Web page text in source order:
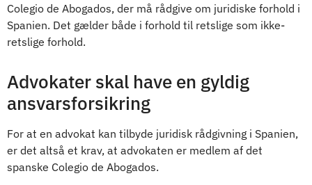
Colegio de Abogados, der må rådgive om juridiske forhold i
Spanien. Det gælder både i forhold til retslige som ikke-
retslige forhold.
Advokater skal have en gyldig
ansvarsforsikring
For at en advokat kan tilbyde juridisk rådgivning i Spanien,
er det altså et krav, at advokaten er medlem af det
spanske Colegio de Abogados.